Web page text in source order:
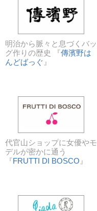
明治から脈々と息づくバッ
グ作りの歴史 『傳濱野は
んどばっぐ 』
代官山ショップに女優やモ
デルが密かに通う
『FRUTTI DI BOSCO 』